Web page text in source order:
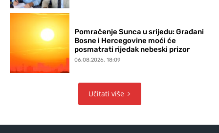
Pomračenje Sunca u srijedu: Građani
Bosne i Hercegovine moći će
posmatrati rijedak nebeski prizor
06.08.2026. 18:09
Učitati više